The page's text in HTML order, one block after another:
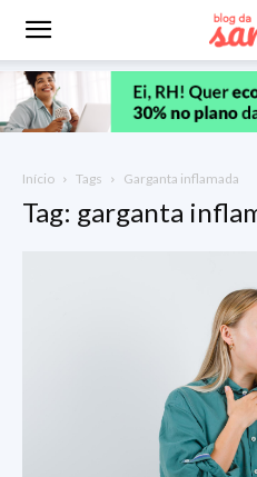
Início Tags Garganta inflamada
Tag: garganta